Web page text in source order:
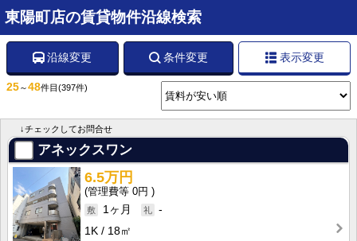
東陽町店の賃貸物件沿線検索
沿線変更 条件変更 表示変更
25～48件目 (397件)
↓チェックしてお問合せ
アネックスワン
6.5万円
0円
1ヶ月
-
1K
18㎡